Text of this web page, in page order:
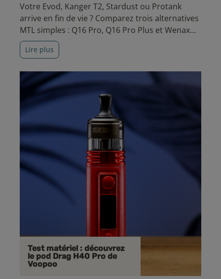
Votre Evod, Kanger T2, Stardust ou Protank
arrive en fin de vie ? Comparez trois alternatives
MTL simples : Q16 Pro, Q16 Pro Plus et Wenax
M2.
Lire plus
Test matériel : découvrez
le pod Drag H40 Pro de
Voopoo